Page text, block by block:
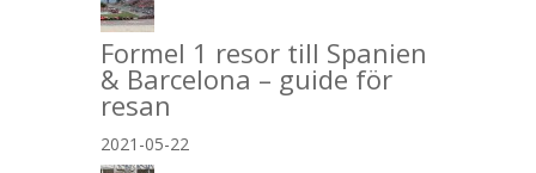
Formel 1 resor till Spanien
& Barcelona – guide för
resan
2021-05-22